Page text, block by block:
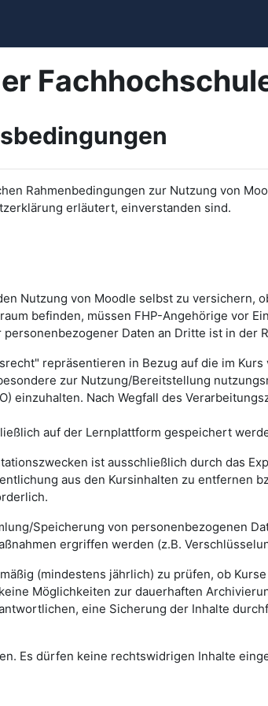
Rahmenbedingungen zur Nutzung von
erläutert, einverstanden sind.
Nutzung von Moodle selbst zu
befinden, müssen FHP-Angehörige vor
Daten an Dritte ist in
repräsentieren in Bezug auf die im
zur Nutzung/Bereitstellung
einzuhalten. Nach Wegfall des
auf der Lernplattform gespeichert
ist ausschließlich durch das
aus den Kursinhalten zu entfernen
Speicherung von personenbezogenen
ergriffen werden (z.B.
(mindestens jährlich) zu prüfen, ob
Möglichkeiten zur dauerhaften
eine Sicherung der Inhalte
Es dürfen keine rechtswidrigen Inhalte